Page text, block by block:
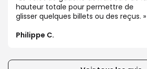
éléments
suivants
ou
précédents
hauteur totale pour permettre de
glisser quelques billets ou des reçus.
Philippe C.